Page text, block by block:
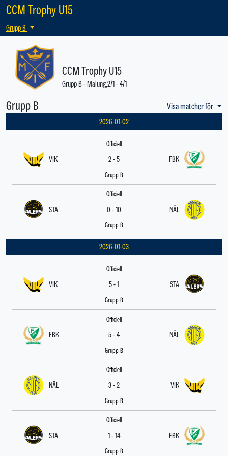
CCM Trophy U15
Grupp B
CCM Trophy U15
Grupp B - Malung,2/1 - 4/1
Grupp B Visa matcher för
2026-01-02
Officiell
VIK 2 - 5 FBK
Grupp B
Officiell
STA 0 - 10 NÄL
Grupp B
2026-01-03
Officiell
VIK 5 - 1 STA
Grupp B
Officiell
FBK 5 - 4 NÄL
Grupp B
Officiell
NÄL 3 - 2 VIK
Grupp B
Officiell
STA 1 - 14 FBK
Grupp B